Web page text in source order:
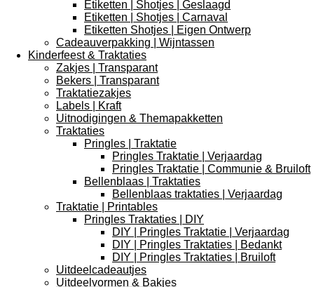
Etiketten | Shotjes | Geslaagd
Etiketten | Shotjes | Carnaval
Etiketten Shotjes | Eigen Ontwerp
Cadeauverpakking | Wijntassen
Kinderfeest & Traktaties
Zakjes | Transparant
Bekers | Transparant
Traktatiezakjes
Labels | Kraft
Uitnodigingen & Themapakketten
Traktaties
Pringles | Traktatie
Pringles Traktatie | Verjaardag
Pringles Traktatie | Communie & Bruiloft
Bellenblaas | Traktaties
Bellenblaas traktaties | Verjaardag
Traktatie | Printables
Pringles Traktaties | DIY
DIY | Pringles Traktatie | Verjaardag
DIY | Pringles Traktaties | Bedankt
DIY | Pringles Traktaties | Bruiloft
Uitdeelcadeautjes
Uitdeelvormen & Bakjes